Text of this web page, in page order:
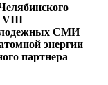
VIII
СМИ
энергии
партнера